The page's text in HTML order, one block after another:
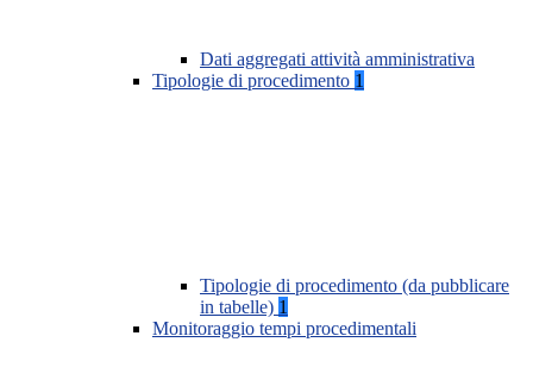
Dati aggregati attività amministrativa
Tipologie di procedimento 1
Tipologie di procedimento (da pubblicare
in tabelle) 1
Monitoraggio tempi procedimentali